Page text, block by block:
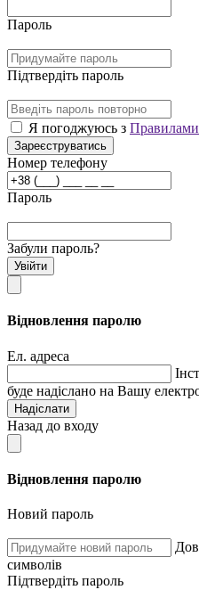
Пароль
Підтвердіть пароль
Я погоджуюсь з Правилами
Зареєструватись
Номер телефону
Пароль
Забули пароль?
Увійти
Відновлення паролю
Ел. адреса
буде надіслано на Вашу
Надіслати
Назад до входу
Відновлення паролю
Новий пароль
символів
Підтвердіть пароль